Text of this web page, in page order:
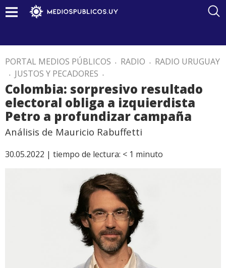
PORTAL MEDIOS PÚBLICOS . RADIO . RADIO URUGUAY
. JUSTOS Y PECADORES .
Colombia: sorpresivo resultado
electoral obliga a izquierdista
Petro a profundizar campaña
Análisis de Mauricio Rabuffetti
30.05.2022 | tiempo de lectura: < 1 minuto